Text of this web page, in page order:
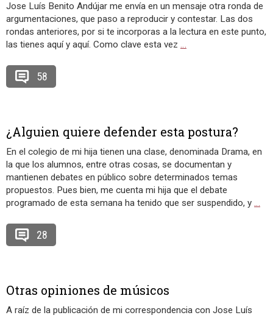
Jose Luís Benito Andújar me envía en un mensaje otra ronda de
argumentaciones, que paso a reproducir y contestar. Las dos
rondas anteriores, por si te incorporas a la lectura en este punto,
las tienes aquí y aquí. Como clave esta vez …
58
¿Alguien quiere defender esta postura?
En el colegio de mi hija tienen una clase, denominada Drama, en
la que los alumnos, entre otras cosas, se documentan y
mantienen debates en público sobre determinados temas
propuestos. Pues bien, me cuenta mi hija que el debate
programado de esta semana ha tenido que ser suspendido, y …
28
Otras opiniones de músicos
A raíz de la publicación de mi correspondencia con Jose Luís